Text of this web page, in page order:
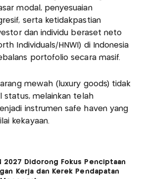
modal, penyesuaian
serta ketidakpastian
dan individu beraset neto
Individuals/HNWI) di Indonesia
portofolio secara masif.
mewah (luxury goods) tidak
status, melainkan telah
instrumen safe haven yang
kekayaan.
2027 Didorong Fokus Penciptaan
Kerja dan Kerek Pendapatan